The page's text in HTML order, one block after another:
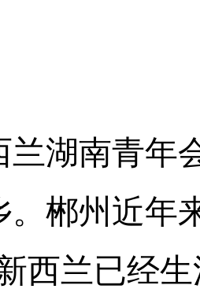
兰湖南青年
。郴州近年
西兰已经